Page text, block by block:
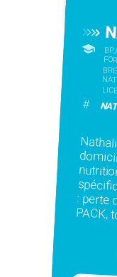
#
:
PACK,